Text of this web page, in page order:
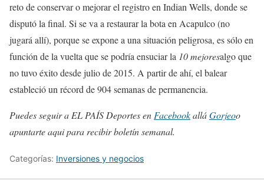
reto de conservar o mejorar el registro en Indian Wells, donde se
disputó la final. Si se va a restaurar la bota en Acapulco (no
jugará allí), porque se expone a una situación peligrosa, es sólo en
función de la vuelta que se podría ensuciar la 10 mejoresalgo que
no tuvo éxito desde julio de 2015. A partir de ahí, el balear
estableció un récord de 904 semanas de permanencia.
Puedes seguir a EL PAÍS Deportes enFacebookalláGorjeoo
apuntarte aqui para recibirboletín semanal.
Categorías: Inversiones y negocios